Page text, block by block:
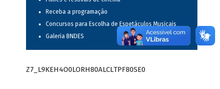
Receba a programação
Concursos para Escolha de Espetáculos Musicais
Galeria BNDES
Z7_L9KEH4O0LORH80ALCLTPF80SE0